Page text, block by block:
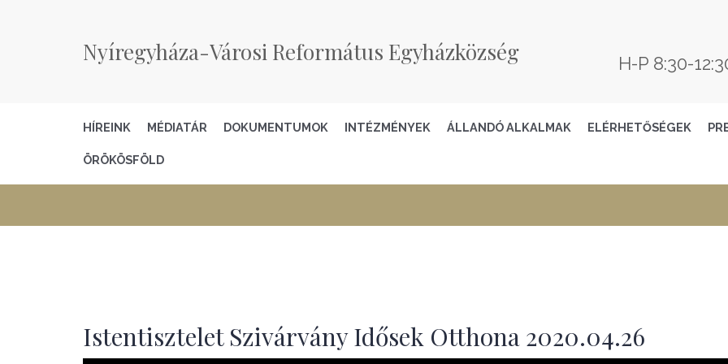
Nyíregyháza-Városi Református Egyházközség H-P 8:30-
HÍREINK MÉDIATÁR DOKUMENTUMOK INTÉZMÉNYEK ÁLLANDÓ ALKALMAK ELÉRHETŐSÉGEK
ÖRÖKÖSFÖLD
Istentisztelet Szivárvány Idősek Otthona 2020.04.26